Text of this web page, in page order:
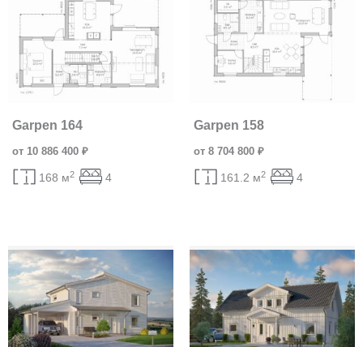
Garpen 164
от 10 886 400 ₽
168 м2 4
Garpen 158
от 8 704 800 ₽
161.2 м2 4